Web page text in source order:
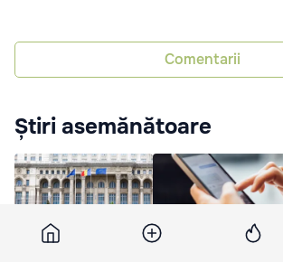
Comentarii
Știri asemănătoare
Parlamentul României Parlamentul UE a votat